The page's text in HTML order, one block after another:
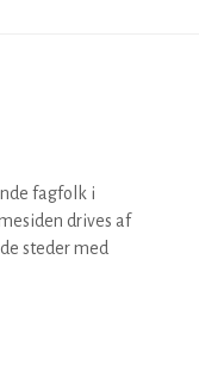
fagfolk i
drives af
steder med